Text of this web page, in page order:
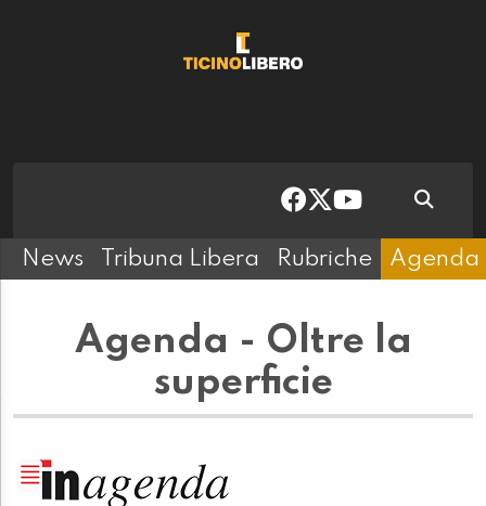
News Tribuna Libera Rubriche Agenda
Agenda - Oltre la
superficie